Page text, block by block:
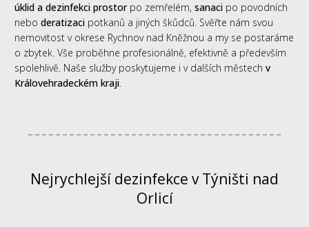
úklid a dezinfekci prostorpo zemřelém, sanaci po povodních
nebo deratizaci potkanů a jiných škůdců. Svěřte nám svou
nemovitost v okrese Rychnov nad Kněžnou a my se postaráme
o zbytek. Vše proběhne profesionálně, efektivně a především
spolehlivě. Naše služby poskytujeme i v dalších městech v
Královehradeckém kraji.
Nejrychlejší dezinfekce v Týništi nad
Orlicí